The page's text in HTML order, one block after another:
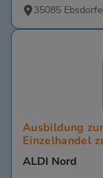
35085
Ausbildung
Einzelhandel
ALDI Nord